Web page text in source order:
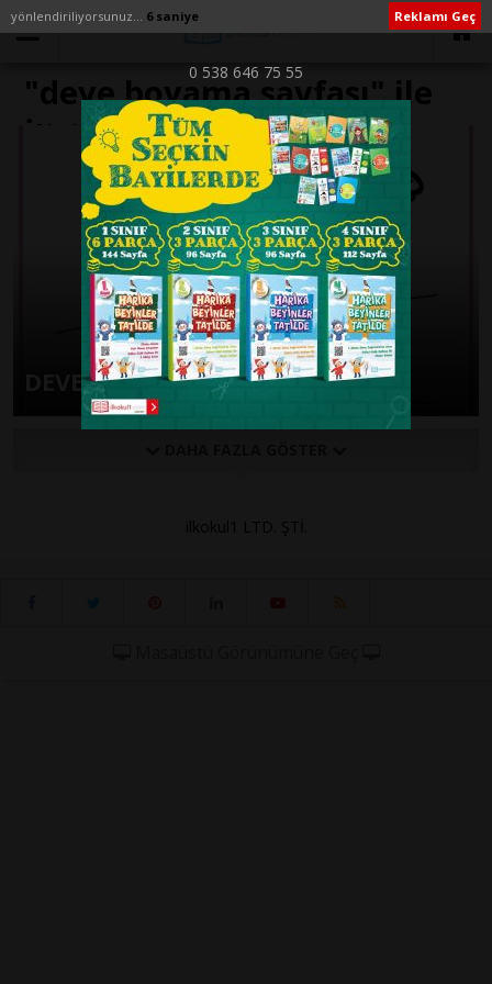
yönlendiriliyorsunuz... 6 saniye Reklamı Geç
0 538 646 75 55
"deve boyama sayfası" ile
İlişikli yazılar
DEVE BOYAMA SAYFALARI